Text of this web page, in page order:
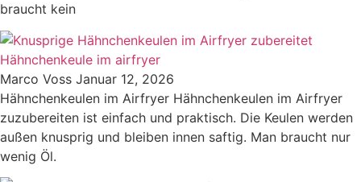
braucht kein
Hähnchenkeule im airfryer
Marco Voss Januar 12, 2026
Hähnchenkeulen im Airfryer Hähnchenkeulen im Airfryer
zuzubereiten ist einfach und praktisch. Die Keulen werden
außen knusprig und bleiben innen saftig. Man braucht nur
wenig Öl.